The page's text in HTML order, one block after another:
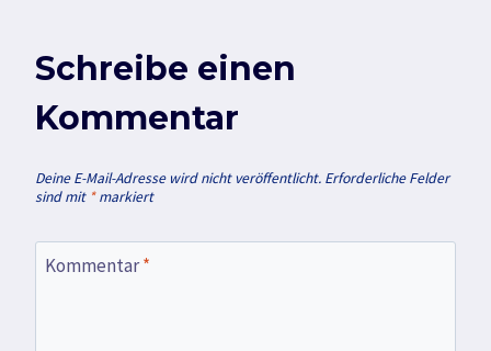
Schreibe einen
Kommentar
Deine E-Mail-Adresse wird nicht veröffentlicht. Erforderliche Felder
sind mit *markiert
Kommentar*